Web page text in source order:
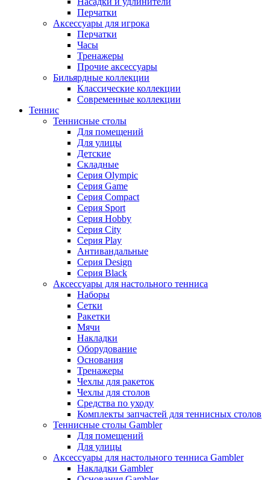
Перчатки
Аксессуары для игрока
Перчатки
Часы
Тренажеры
Прочие аксессуары
Бильярдные коллекции
Классические коллекции
Современные коллекции
Теннис
Теннисные столы
Для помещений
Для улицы
Детские
Складные
Серия Olympic
Серия Game
Серия Compact
Серия Sport
Серия Hobby
Серия City
Серия Play
Антивандальные
Серия Design
Серия Black
Аксессуары для настольного тенниса
Наборы
Сетки
Ракетки
Мячи
Накладки
Оборудование
Основания
Тренажеры
Чехлы для ракеток
Чехлы для столов
Средства по уходу
Комплекты запчастей для теннисных столов
Теннисные столы Gambler
Для помещений
Для улицы
Аксессуары для настольного тенниса Gambler
Накладки Gambler